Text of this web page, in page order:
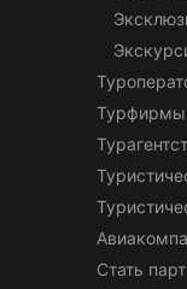
Турфирмы
Стать